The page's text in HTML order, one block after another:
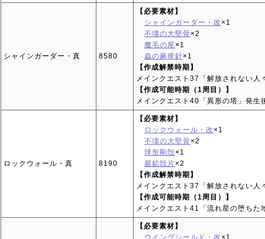
シャインガーダー・真 8580
【必要素材】
シャインガーダー・改 ×1
不壊の大堅骨×2
魔毛の尾×1
蟲の麻痺針×1
【作成解禁時期】
メインクエスト37「解放されない人
【作成可能時期（1周目）】
メインクエスト40「異形の塔」発生
ロックウォール・真 8190
【必要素材】
ロックウォール・改 ×1
不壊の大堅骨×2
球形剛殻×1
巖鉱殻片×2
【作成解禁時期】
メインクエスト37「解放されない人
【作成可能時期（1周目）】
メインクエスト41「流れ星の堕ちた
【必要素材】
ウイングシールド・改 ×1